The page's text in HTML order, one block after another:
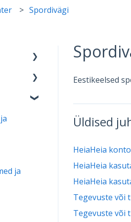
Spordivägi
Eestikeelsed
Üldised
HeiaHeia
HeiaHeia
HeiaHeia
Tegevuste või
Tegevuste või
and
ja